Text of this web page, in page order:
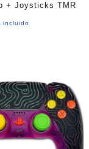
+ Joysticks TMR
incluido